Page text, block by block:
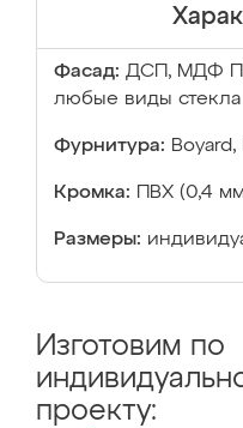
Фасад: ДСП, МДФ
любые виды стекла
Фурнитура: Boyard,
Кромка: ПВХ (0,4
Размеры:
Изготовим по
проекту: